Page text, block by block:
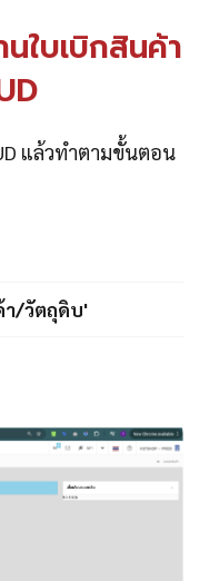
ใบเบิกสินค้า
แล้วทำตามขั้นตอน
า/วัตถุดิบ'